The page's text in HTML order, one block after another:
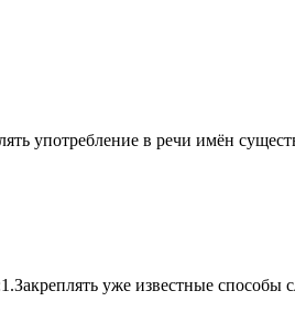
употребление в речи имён
уже известные способы